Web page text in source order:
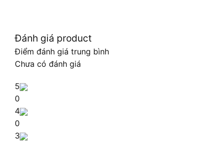
Đánh giá product
Điểm đánh giá trung bình
Chưa có đánh giá
5
0
4
0
3